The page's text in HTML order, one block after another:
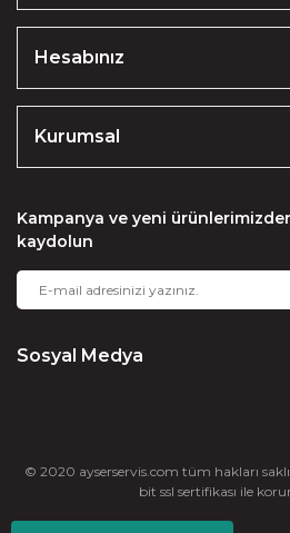
Hesabınız
Kurumsal
Kampanya ve yeni
kaydolun
Sosyal Medya
© 2020 ayserservis.com tüm hakları
bit ssl sertifikası ile